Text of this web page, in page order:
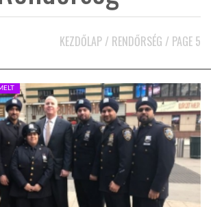
KEZDŐLAP / RENDŐRSÉG / PAGE 5